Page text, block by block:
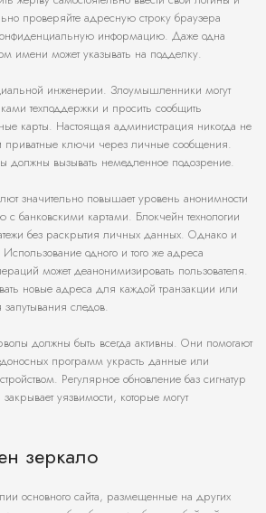
проверяйте адресную строку браузера
информацию. Даже одна
имени может указывать на подделку.
инженерии. Злоумышленники могут
техподдержки и просить сообщить
карты. Настоящая администрация никогда не
приватные ключи через личные сообщения.
должны вызывать немедленное подозрение.
значительно повышает уровень анонимности
с банковскими картами. Блокчейн технологии
без раскрытия личных данных. Однако и
одного и того же адреса
может деанонимизировать пользователя.
новые адреса для каждой транзакции или
следов.
должны быть всегда активны. Они помогают
программ украсть данные или
Регулярное обновление баз сигнатур
уязвимости, которые могут
зеркало
основного сайта, размещенные на других